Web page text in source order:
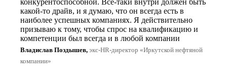
конкурентоспособной. Все-таки внутри должен быть
какой-то драйв, и я думаю, что он всегда есть в
наиболее успешных компаниях. Я действительно
призываю к тому, чтобы спрос на квалификацию и
компетенции был всегда и в любой компании
Владислав Поздышев, экс-HR-директор «Иркутской нефтяной
компании»